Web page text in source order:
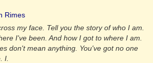
Rimes
my face. Tell you the story of who I am.
I've been. And how I got to where I am.
don't mean anything. You've got no one
I.